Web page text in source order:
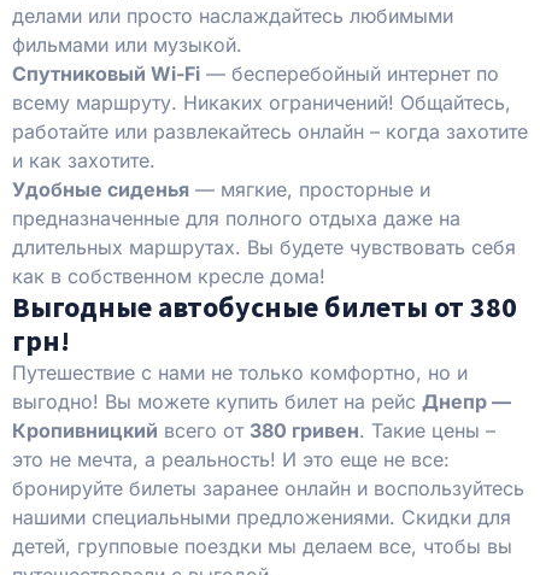
делами или просто наслаждайтесь любимыми
фильмами или музыкой.
Спутниковый Wi-Fi — бесперебойный интернет по
всему маршруту. Никаких ограничений! Общайтесь,
работайте или развлекайтесь онлайн – когда захотите
и как захотите.
Удобные сиденья — мягкие, просторные и
предназначенные для полного отдыха даже на
длительных маршрутах. Вы будете чувствовать себя
как в собственном кресле дома!
Выгодные автобусные билеты от 380
грн!
Путешествие с нами не только комфортно, но и
выгодно! Вы можете купить билет на рейс Днепр —
Кропивницкий всего от 380 гривен. Такие цены –
это не мечта, а реальность! И это еще не все:
бронируйте билеты заранее онлайн и воспользуйтесь
нашими специальными предложениями. Скидки для
детей, групповые поездки мы делаем все, чтобы вы